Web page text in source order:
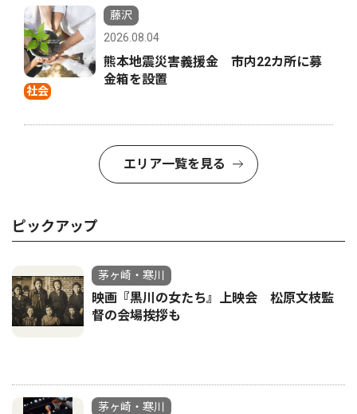
社会
藤沢
2026.08.04
熊本地震災害義援金 市内22カ所に募
金箱を設置
エリア一覧を見る
ピックアップ
茅ヶ崎・寒川
映画『黒川の女たち』上映会 松原文枝監
督の会場挨拶も
茅ヶ崎・寒川